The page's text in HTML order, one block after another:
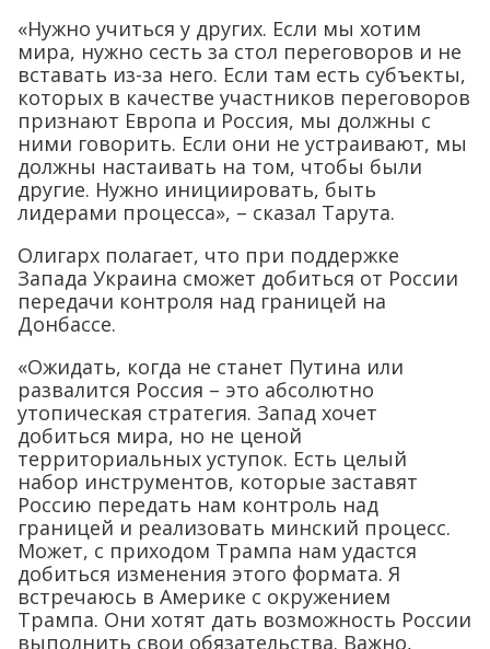
«Нужно учиться у других. Если мы хотим
мира, нужно сесть за стол переговоров и не
вставать из-за него. Если там есть субъекты,
которых в качестве участников переговоров
признают Европа и Россия, мы должны с
ними говорить. Если они не устраивают, мы
должны настаивать на том, чтобы были
другие. Нужно инициировать, быть
лидерами процесса», – сказал Тарута.
Олигарх полагает, что при поддержке
Запада Украина сможет добиться от России
передачи контроля над границей на
Донбассе.
«Ожидать, когда не станет Путина или
развалится Россия – это абсолютно
утопическая стратегия. Запад хочет
добиться мира, но не ценой
территориальных уступок. Есть целый
набор инструментов, которые заставят
Россию передать нам контроль над
границей и реализовать минский процесс.
Может, с приходом Трампа нам удастся
добиться изменения этого формата. Я
встречаюсь в Америке с окружением
Трампа. Они хотят дать возможность России
выполнить свои обязательства. Важно,